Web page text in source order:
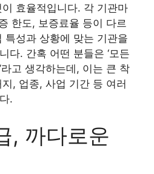
효율적입니다. 각 기관마
한도, 보증료율 등이 다르
특성과 상황에 맞는 기관을
다. 간혹 어떤 분들은 ‘모든
고 생각하는데, 이는 큰 착
, 업종, 사업 기간 등 여러
.
, 까다로운